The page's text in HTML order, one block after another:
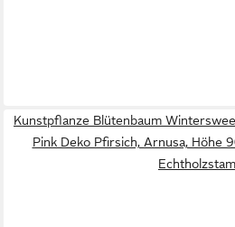
Kunstpflanze Blütenbaum
Pink Deko Pfirsich, Arnusa, Höhe